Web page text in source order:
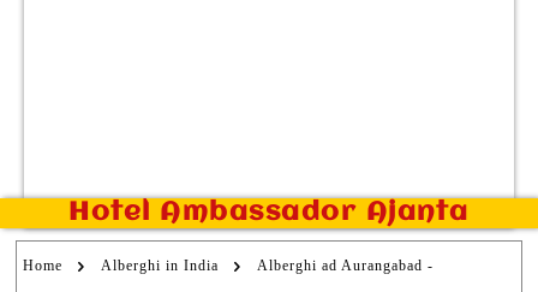
Hotel Ambassador Ajanta
Home Alberghi in India Alberghi ad Aurangabad -